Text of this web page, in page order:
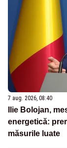
7 aug. 2026, 08:40
Ilie Bolojan,
energetică:
măsurile luate